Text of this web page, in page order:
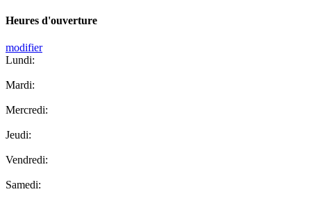
Heures d'ouverture
modifier
Lundi:
Mardi:
Mercredi:
Jeudi:
Vendredi:
Samedi: